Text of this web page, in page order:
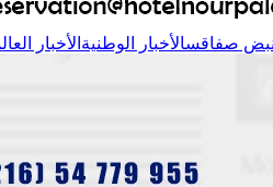
نبض صفاقسالأخبار الوطنية الأخبار